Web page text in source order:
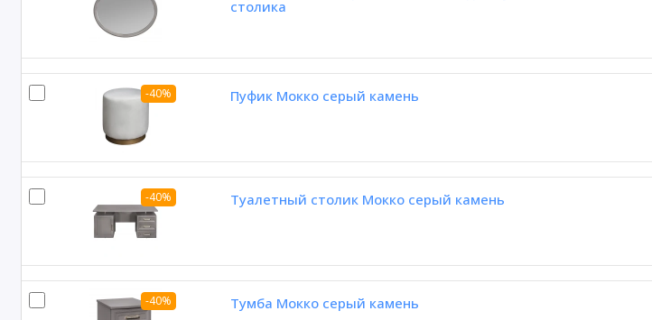
столика
-40% Пуфик Мокко серый камень
-40% Туалетный столик Мокко серый камень
-40% Тумба Мокко серый камень